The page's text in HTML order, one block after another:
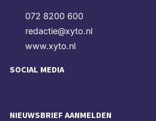
072 8200 600
redactie@xyto.nl
www.xyto.nl
SOCIAL MEDIA
NIEUWSBRIEF AANMELDEN